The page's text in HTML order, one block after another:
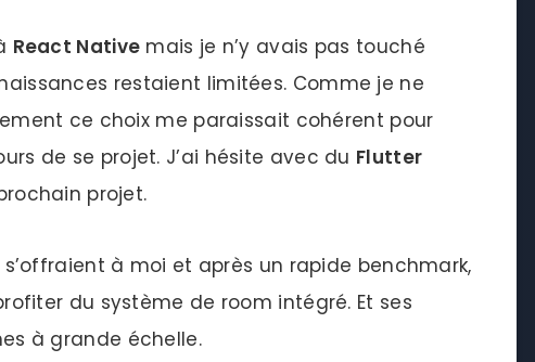
React Native mais je n’y avais pas touché
restaient limitées. Comme je ne
ce choix me paraissait cohérent pour
de se projet. J’ai hésite avec du Flutter
projet.
à moi et après un rapide benchmark,
du système de room intégré. Et ses
à grande échelle.